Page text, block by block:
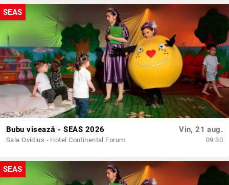
SEAS
Bubu visează - SEAS 2026
Sala Ovidius - Hotel Continental Forum
Vin, 21 aug.
09:30
SEAS